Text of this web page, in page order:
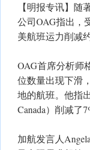
【明报专讯】
公司OAG指出，
美航班运力削减
OAG首席分析师
位数量出现下滑
地的航班。他指
Canada）削减了
加航发言人